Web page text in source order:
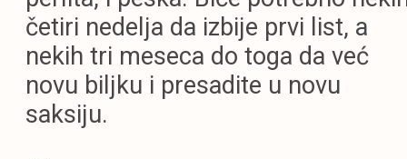
četiri nedelja da izbije prvi list, a
nekih tri meseca do toga da već
novu biljku i presadite u novu
saksiju.